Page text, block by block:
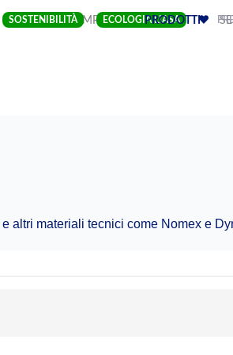
SOSTENIBILITÀ ECOLOGIA LIASA
IMPRESA(CURRENT)
PRODOTTI
altri materiali tecnici come Nomex e